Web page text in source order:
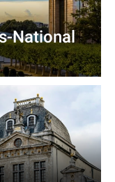
National